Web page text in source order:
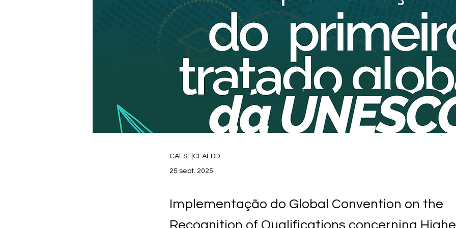
CAESE|CEAEDD
25 sept. 2025
Implementação do Global Convention on the
Recognition of Qualifications concerning